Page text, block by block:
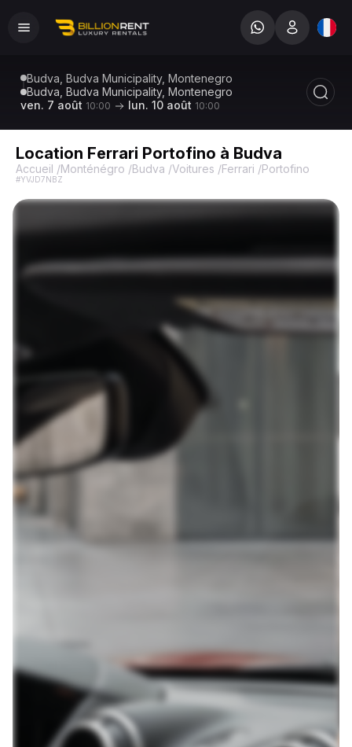
Budva, Budva Municipality, Montenegro
Budva, Budva Municipality, Montenegro
ven. 7 août 10:00 lun. 10 août 10:00
Location Ferrari Portofino à Budva
Accueil /Monténégro /Budva /Voitures /Ferrari /Portofino
#YVJD7NBZ